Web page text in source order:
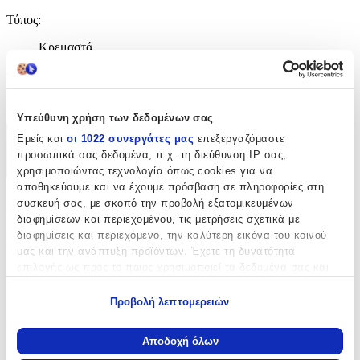
Υπεύθυνη χρήση των δεδομένων σας
Εμείς και οι 1022 συνεργάτες μας επεξεργαζόμαστε
προσωπικά σας δεδομένα, π.χ. τη διεύθυνση IP σας,
χρησιμοποιώντας τεχνολογία όπως cookies για να
αποθηκεύουμε και να έχουμε πρόσβαση σε πληροφορίες στη
συσκευή σας, με σκοπό την προβολή εξατομικευμένων
διαφημίσεων και περιεχομένου, τις μετρήσεις σχετικά με
διαφημίσεις και περιεχόμενο, την καλύτερη εικόνα του κοινού
μας και την ανάπτυξη προϊόντων. Έχετε τη δυνατότητα
Να συλλέξουμε πληροφορίες σχετικά με τη γεωγραφική
σας τοποθεσία, οι οποίες μπορεί να είναι ακριβείς σε
Προβολή λεπτομερειών
Αποδοχή όλων
Τύπος:
Κρεμαστά
Clip:
Χαρακτηριστικά
+
Χαρακτηριστικά
Βασικά Χαρακτηριστικά
Υλικό:
Ασήμι